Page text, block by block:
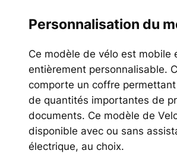
Personnalisation du
Ce modèle de vélo est mobile
entièrement personnalisable.
comporte un coffre
de quantités importantes de
documents. Ce modèle de
disponible avec ou sans
électrique, au choix.